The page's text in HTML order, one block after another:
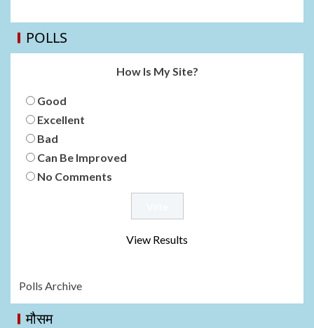
POLLS
How Is My Site?
Good
Excellent
Bad
Can Be Improved
No Comments
View Results
Polls Archive
मौसम